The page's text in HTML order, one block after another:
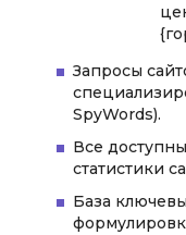
Запросы
SpyWords).
Все
статистики
База